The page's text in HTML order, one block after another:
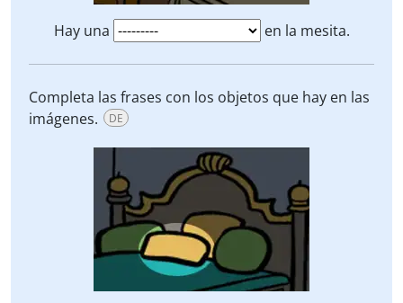
Hay una en la mesita.
Completa las frases con los objetos que hay en las
imágenes.
DE